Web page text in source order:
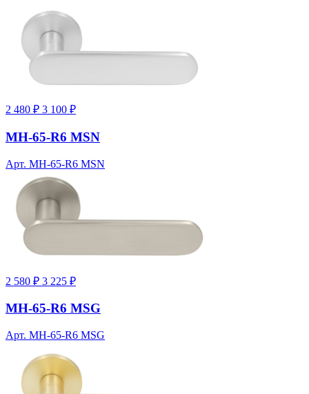
2 480 ₽ 3 100 ₽
MH-65-R6 MSN
Арт. MH-65-R6 MSN
2 580 ₽ 3 225 ₽
MH-65-R6 MSG
Арт. MH-65-R6 MSG